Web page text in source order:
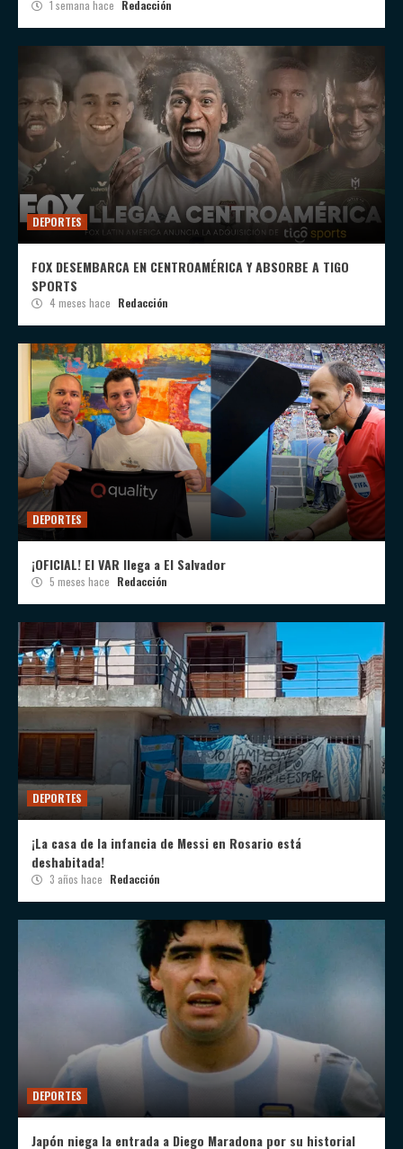
1 semana hace Redacción
DEPORTES
FOX DESEMBARCA EN CENTROAMÉRICA Y ABSORBE A TIGO
SPORTS
4 meses hace Redacción
DEPORTES
¡OFICIAL! El VAR llega a El Salvador
5 meses hace Redacción
DEPORTES
¡La casa de la infancia de Messi en Rosario está
deshabitada!
3 años hace Redacción
DEPORTES
Japón niega la entrada a Diego Maradona por su historial